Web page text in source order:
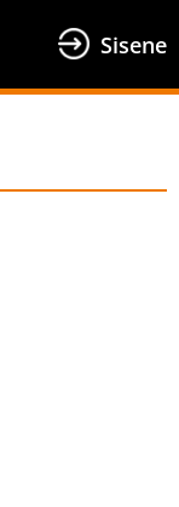
Sisene